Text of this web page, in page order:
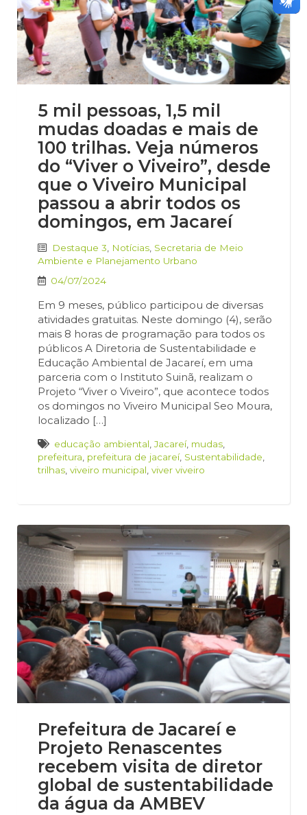
5 mil pessoas, 1,5 mil
mudas doadas e mais de
100 trilhas. Veja números
do “Viver o Viveiro”, desde
que o Viveiro Municipal
passou a abrir todos os
domingos, em Jacareí
Destaque 3 Notícias Secretaria de Meio
Ambiente e Planejamento Urbano
04/07/2024
Em 9 meses, público participou de diversas
atividades gratuitas. Neste domingo (4), serão
mais 8 horas de programação para todos os
públicos A Diretoria de Sustentabilidade e
Educação Ambiental de Jacareí, em uma
parceria com o Instituto Suinã, realizam o
Projeto “Viver o Viveiro”, que acontece todos
os domingos no Viveiro Municipal Seo Moura,
localizado […]
educação ambiental ,Jacareí, mudas
prefeitura prefeitura de jacareí, Sustentabilidade
trilhas viveiro municipal viver viveiro
Prefeitura de Jacareí e
Projeto Renascentes
recebem visita de diretor
global de sustentabilidade
da água da AMBEV